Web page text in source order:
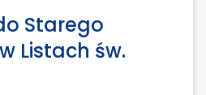
Starego
Listach św.